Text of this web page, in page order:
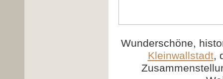
Wunderschöne,
Kleinwallstadt,